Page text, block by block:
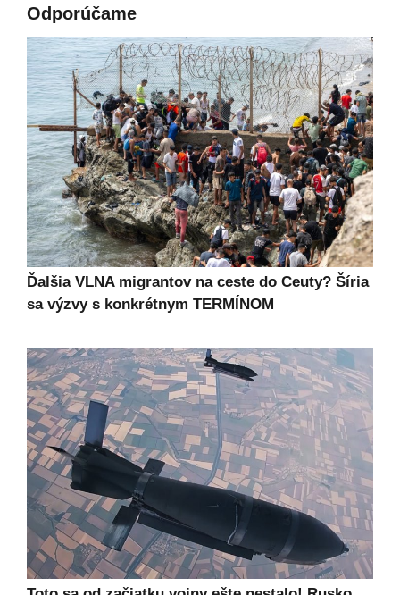
Odporúčame
Ďalšia VLNA migrantov na ceste do Ceuty? Šíria
sa výzvy s konkrétnym TERMÍNOM